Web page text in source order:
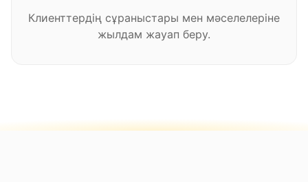
Клиенттердің сұраныстары мен мәселелеріне
жылдам жауап беру.